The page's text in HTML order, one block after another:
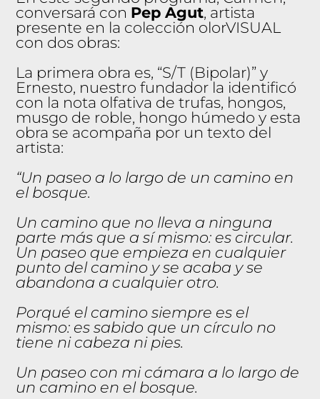
conversará con Pep Agut, artista
presente en la colección olorVISUAL
con dos obras:
La primera obra es, “S/T (Bipolar)” y
Ernesto, nuestro fundador la identificó
con la nota olfativa de trufas, hongos,
musgo de roble, hongo húmedo y esta
obra se acompaña por un texto del
artista:
“Un paseo a lo largo de un camino en
el bosque.
Un camino que no lleva a ninguna
parte más que a sí mismo: es circular.
Un paseo que empieza en cualquier
punto del camino y se acaba y se
abandona a cualquier otro.
Porqué el camino siempre es el
mismo: es sabido que un círculo no
tiene ni cabeza ni pies.
Un paseo con mi cámara a lo largo de
un camino en el bosque.